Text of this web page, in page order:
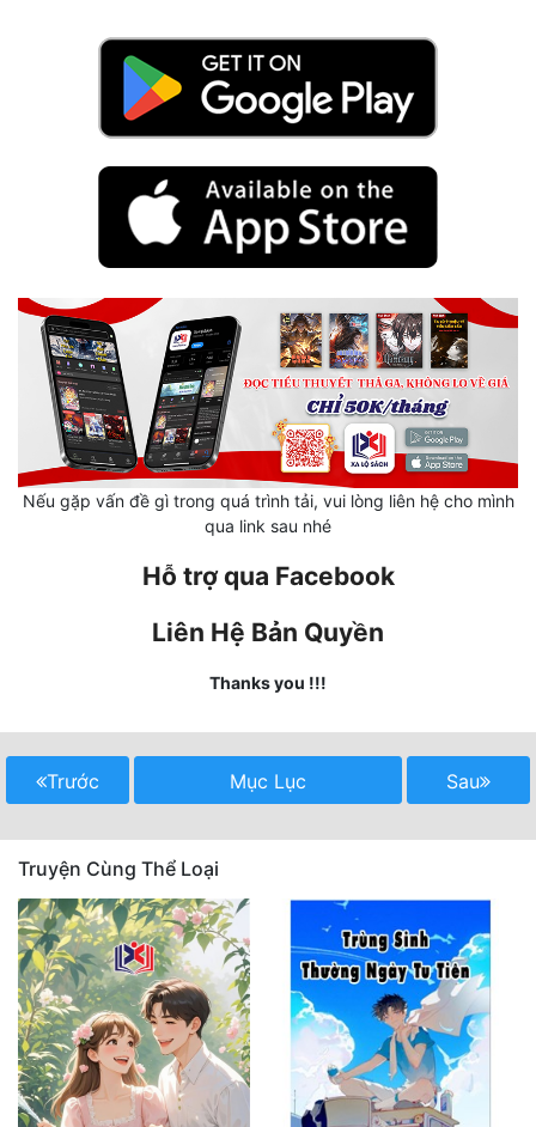
Nữ Cường
Nữ Phụ
Phong Thủy - Tâm Linh
Phương Tây
Tiên Hiệp
Tiểu Thuyết
Trinh Thám
Triều Đấu
Trùng Sinh
Trọng Sinh
Nếu gặp vấn đề gì trong quá trình tải, vui lòng liên hệ cho mình
qua link sau nhé
Hỗ trợ qua Facebook
Liên Hệ Bản Quyền
Thanks you !!!
Trước Mục Lục Sau
Truyện Cùng Thể Loại